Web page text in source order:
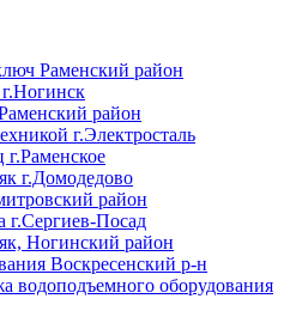
Раменский район
район
г.Электросталь
г.Домодедово
район
г.Сергиев-Посад
Ногинский район
Воскресенский р-н
водоподъемного оборудования